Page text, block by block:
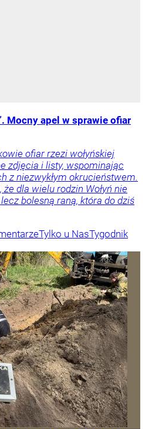
Mocny apel w sprawie ofiar
ofiar rzezi wołyńskiej
zdjęcia i listy, wspominając
z niezwykłym okrucieństwem.
dla wielu rodzin Wołyń nie
bolesną raną, która do dziś
Tylko u NasTygodnik